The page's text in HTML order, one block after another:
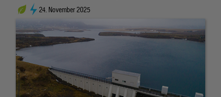
24. November 2025